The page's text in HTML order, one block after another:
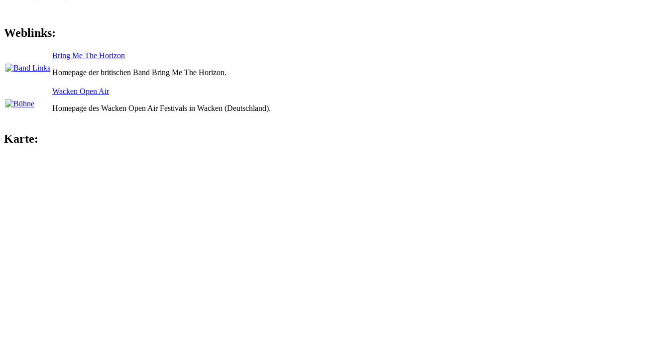
Weblinks:
Bring Me The Horizon
Homepage der britischen Band Bring Me The Horizon.
Wacken Open Air
Homepage des Wacken Open Air Festivals in Wacken (Deutschland).
Karte: